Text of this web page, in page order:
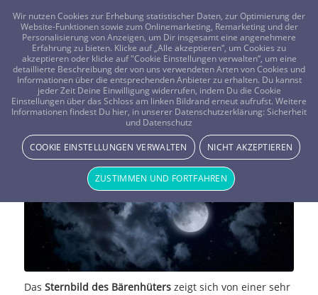
FRAGEN? KOSTENLOS ANRUFEN: 0800-8478266
Das Sternbild: Bärenhüter
Das Sternbild des Bärenhüterszeigt sich von einer sehr
Wir nutzen Cookies zur Erhebung statistischer Daten, zur Optimierung der
Website-Funktionen sowie zum Onlinemarketing, Remarketing und der
Personalisierung von Anzeigen, um Dir insgesamt eine angenehmere
Erfahrung zu bieten. Klicke auf „Alle akzeptieren“, um Cookies zu
akzeptieren oder klicke auf "Cookie Einstellungen verwalten“, um eine
detaillierte Beschreibung der von uns verwendeten Arten von Cookies und
Informationen über die entsprechenden Anbieter zu erhalten. Du kannst
jeder Zeit Deine Einwilligung widerrufen, indem Du die Cookie
Einstellungen über das Schloss am linken Bildrand erneut aufrufst. Weitere
Informationen findest Du hier, in unserer Datenschutzerklärung: Sicherheit
und Datenschutz
COOKIE EINSTELLUNGEN VERWALTEN NICHT AKZEPTIEREN
ZUSTIMMEN UND FORTFAHREN